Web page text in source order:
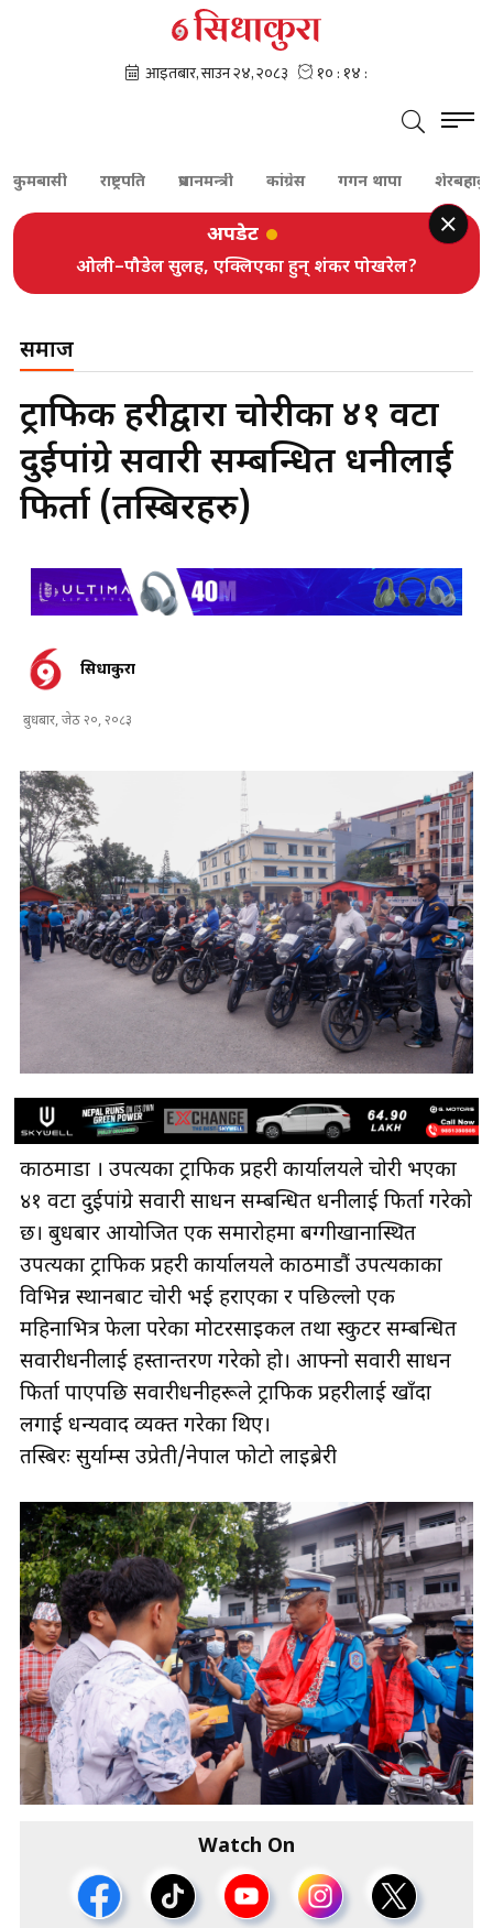
राष्ट्रपति प्रधानमन्त्री कांग्रेस गगन थापा शेरबहादुर देउवा
अपडेट
ओली–पौडेल सुलह, एक्लिएका हुन् शंकर पोखरेल?
समाज
ट्राफिक प्रहरीद्वारा चोरीका ४१ वटा
दुईपांग्रे सवारी सम्बन्धित धनीलाई
फिर्ता (तस्बिरहरु)
सिधाकुरा
बुधबार, जेठ २०, २०८३
काठमाडौँ । उपत्यका ट्राफिक प्रहरी कार्यालयले चोरी भएका
४१ वटा दुईपांग्रे सवारी साधन सम्बन्धित धनीलाई फिर्ता गरेको
छ। बुधबार आयोजित एक समारोहमा बग्गीखानास्थित
उपत्यका ट्राफिक प्रहरी कार्यालयले काठमाडौं उपत्यकाका
विभिन्न स्थानबाट चोरी भई हराएका र पछिल्लो एक
महिनाभित्र फेला परेका मोटरसाइकल तथा स्कुटर सम्बन्धित
सवारीधनीलाई हस्तान्तरण गरेको हो। आफ्नो सवारी साधन
फिर्ता पाएपछि सवारीधनीहरूले ट्राफिक प्रहरीलाई खाँदा
लगाई धन्यवाद व्यक्त गरेका थिए।
तस्बिरः सुर्याम्स उप्रेती/नेपाल फोटो लाइब्रेरी
Watch On